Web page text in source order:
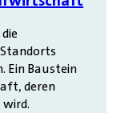
Ein Baustein
deren